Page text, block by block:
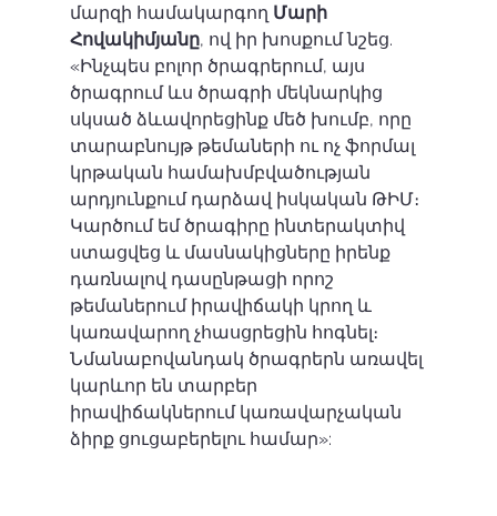
մարզի համակարգող Մարի
Հովակիմյանը, ով իր խոսքում նշեց.
«Ինչպես բոլոր ծրագրերում, այս
ծրագրում ևս ծրագրի մեկնարկից
սկսած ձևավորեցինք մեծ խումբ, որը
տարաբնույթ թեմաների ու ոչ ֆորմալ
կրթական համախմբվածության
արդյունքում դարձավ իսկական ԹԻՄ։
Կարծում եմ ծրագիրը ինտերակտիվ
ստացվեց և մասնակիցները իրենք
դառնալով դասընթացի որոշ
թեմաներում իրավիճակի կրող և
կառավարող չհասցրեցին հոգնել։
Նմանաբովանդակ ծրագրերն առավել
կարևոր են տարբեր
իրավիճակներում կառավարչական
ձիրք ցուցաբերելու համար»: